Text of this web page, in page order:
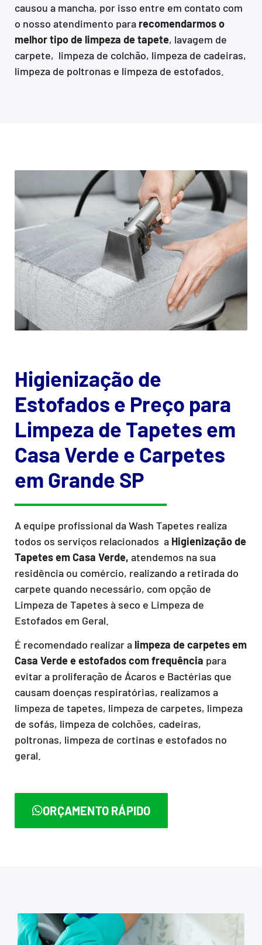
causou a mancha, por isso entre em contato com
o nosso atendimento para recomendarmos o
melhor tipo de limpeza de tapete, lavagem de
carpete, limpeza de colchão, limpeza de cadeiras,
limpeza de poltronas e limpeza de estofados.
Higienização de
Estofados e Preço para
Limpeza de Tapetes em
Casa Verde e Carpetes
em Grande SP
A equipe profissional da Wash Tapetes realiza
todos os serviços relacionados a Higienização de
Tapetes em Casa Verde, atendemos na sua
residência ou comércio, realizando a retirada do
carpete quando necessário, com opção de
Limpeza de Tapetes à seco e Limpeza de
Estofados em Geral.
É recomendado realizar a limpeza de carpetes em
Casa Verde e estofados com frequência para
evitar a proliferação de Ácaros e Bactérias que
causam doenças respiratórias, realizamos a
limpeza de tapetes, limpeza de carpetes, limpeza
de sofás, limpeza de colchões, cadeiras,
poltronas, limpeza de cortinas e estofados no
geral.
ORÇAMENTO RÁPIDO